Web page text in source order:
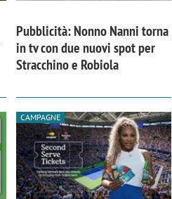
Pubblicità: Nonno Nanni torna
in tv con due nuovi spot per
Stracchino e Robiola
CAMPAGNE